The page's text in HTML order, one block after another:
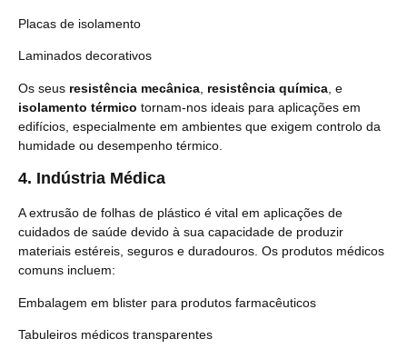
Placas de isolamento
Laminados decorativos
Os seus resistência mecânica resistência química , e
isolamento térmico tornam-nos ideais para aplicações em
edifícios, especialmente em ambientes que exigem controlo da
humidade ou desempenho térmico.
4. Indústria Médica
A extrusão de folhas de plástico é vital em aplicações de
cuidados de saúde devido à sua capacidade de produzir
materiais estéreis, seguros e duradouros. Os produtos médicos
comuns incluem:
Embalagem em blister para produtos farmacêuticos
Tabuleiros médicos transparentes